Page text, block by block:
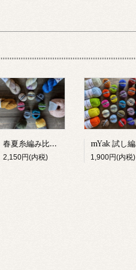
春夏糸編み比べセット
2,150円(内税) 1,900円(内税)